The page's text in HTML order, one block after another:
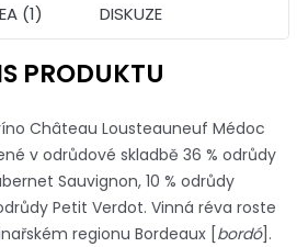
(1) DISKUZE
PRODUKTU
Château Lousteauneuf Médoc
v odrůdové skladbě 36 % odrůdy
Sauvignon, 10 % odrůdy
Petit Verdot. Vinná réva roste
regionu Bordeaux [bordó].